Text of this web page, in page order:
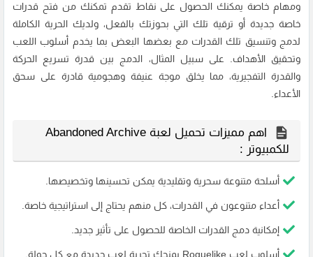
ومهام خاصة يمكنك الحصول على نقاط تقدم تمكنك من فتح قدرات
خاصة جديدة أو ترقية تلك التي بحوزتك بالفعل، ولديك الحرية الكاملة
لدمج وتنسيق تلك القدرات مع بعضها البعض بما يخدم أسلوب اللعب
وتحقيق الأهداف. على سبيل المثال، الدمج بين قدرة تسريع الحركة
والقدرة التفجيرية، مما يخلق موجة عنيفة وهجومية قادرة على سحق
الأعداء.
اهم مميزات تحميل لعبة Abandoned Archive
للكمبيوتر :
أسلحة متنوعة سحرية وتقليدية يمكن تحسينها وتخصيصها.
أعداء متنوعون في القدرات، كل منهم يحتاج إلى استراتيجية خاصة.
إمكانية دمج القدرات الخاصة للحصول على تأثير جديد.
أسلوب لعب Roguelike يمنحك تجربة لعب جديدة مع كل جولة.